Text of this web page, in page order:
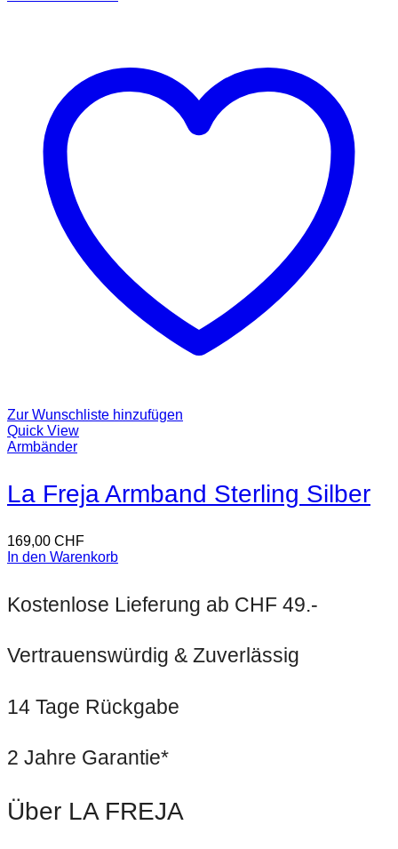
Zur Wunschliste hinzufügen
Quick View
Armbänder
La Freja Armband Sterling Silber
169,00 CHF
In den Warenkorb
Kostenlose Lieferung ab CHF 49.-
Vertrauenswürdig & Zuverlässig
14 Tage Rückgabe
2 Jahre Garantie*
Über LA FREJA